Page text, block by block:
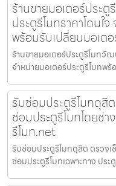
ร้านขายมอเตอร์ประ
ประตูรีโมทราคาโดนใ
พร้อมรับเปลี่ยนมอเต
ร้านขายมอเตอร์ประตูรีโมทวัฒ
จำหน่ายมอเตอร์ประตูรีโมทพ
รับซ่อมประตูรีโมทดุสิ
ซ่อมประตูรีโมทโดยช่า
รีโมท.net
รับซ่อมประตูรีโมทดุสิต ตรวจเ
ซ่อมประตูรีโมทเฉพาะทาง ปร